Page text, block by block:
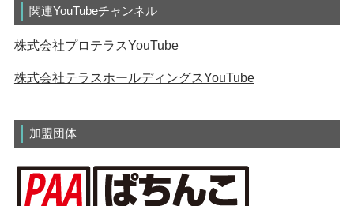
関連YouTubeチャンネル
株式会社プロテラスYouTube
株式会社テラスホールディングスYouTube
加盟団体